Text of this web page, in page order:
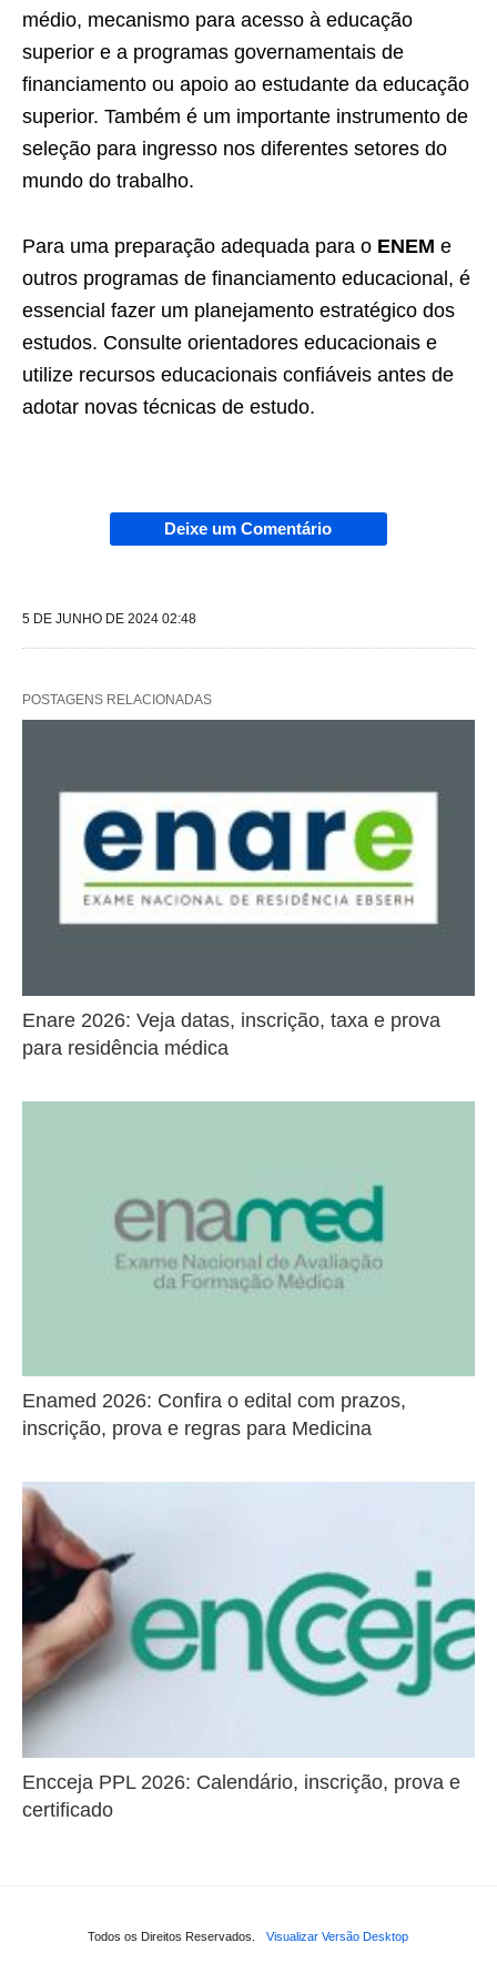
médio, mecanismo para acesso à educação
superior e a programas governamentais de
financiamento ou apoio ao estudante da educação
superior. Também é um importante instrumento de
seleção para ingresso nos diferentes setores do
mundo do trabalho.
Para uma preparação adequada para o ENEM e
outros programas de financiamento educacional, é
essencial fazer um planejamento estratégico dos
estudos. Consulte orientadores educacionais e
utilize recursos educacionais confiáveis antes de
adotar novas técnicas de estudo.
Deixe um Comentário
5 DE JUNHO DE 2024 02:48
POSTAGENS RELACIONADAS
Enare 2026: Veja datas, inscrição, taxa e prova
para residência médica
Enamed 2026: Confira o edital com prazos,
inscrição, prova e regras para Medicina
Encceja PPL 2026: Calendário, inscrição, prova e
certificado
Todos os Direitos Reservados. Visualizar Versão Desktop